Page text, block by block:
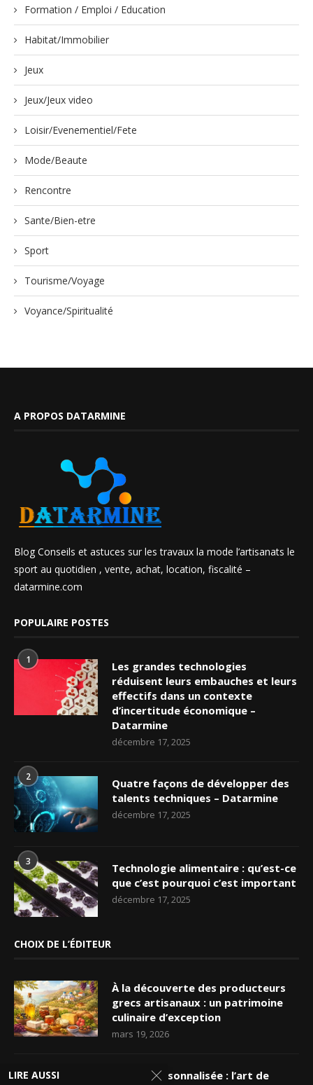
Formation / Emploi / Education
Habitat/Immobilier
Jeux
Jeux/Jeux video
Loisir/Evenementiel/Fete
Mode/Beaute
Rencontre
Sante/Bien-etre
Sport
Tourisme/Voyage
Voyance/Spiritualité
A PROPOS DATARMINE
Blog Conseils et astuces sur les travaux la mode l’artisanats le
sport au quotidien , vente, achat, location, fiscalité –
datarmine.com
POPULAIRE POSTES
1
Les grandes technologies
réduisent leurs embauches et leurs
effectifs dans un contexte
d’incertitude économique –
Datarmine
décembre 17, 2025
2
Quatre façons de développer des
talents techniques – Datarmine
décembre 17, 2025
3
Technologie alimentaire : qu’est-ce
que c’est pourquoi c’est important
décembre 17, 2025
CHOIX DE L’ÉDITEUR
À la découverte des producteurs
grecs artisanaux : un patrimoine
culinaire d’exception
mars 19, 2026
Nappe personnalisée : l’art de
LIRE AUSSI